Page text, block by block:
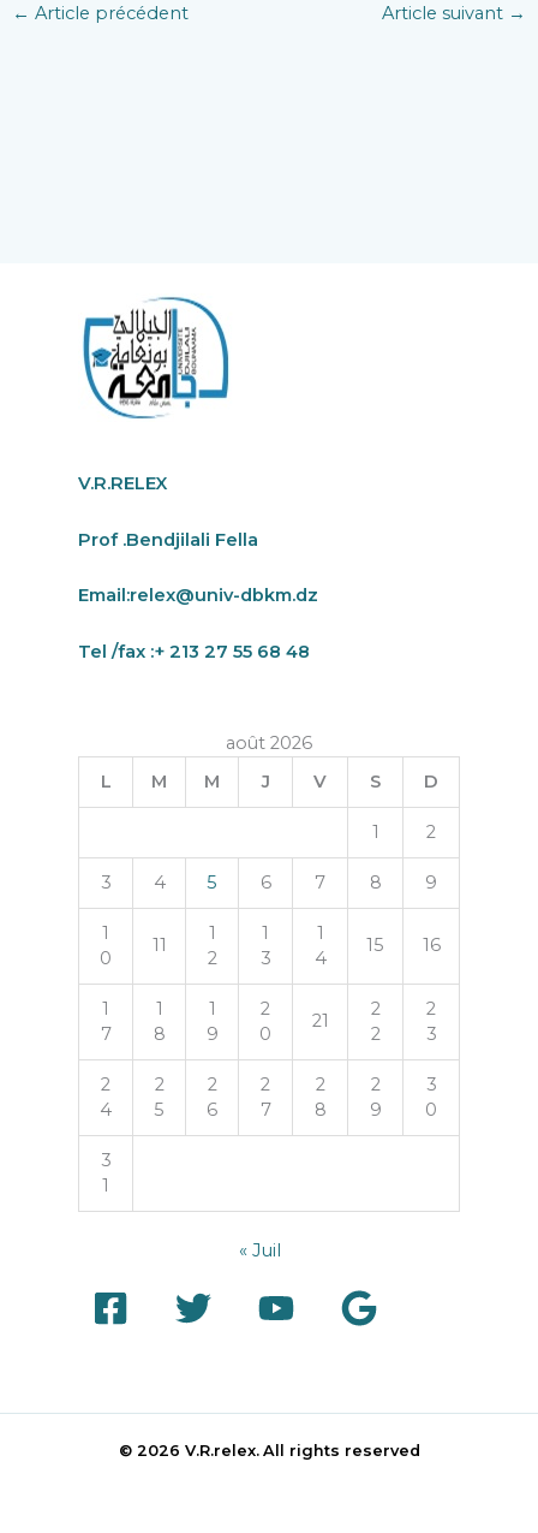
← Article précédent Article suivant →
V.R.RELEX
Prof .Bendjilali Fella
Email:relex@univ-dbkm.dz
Tel /fax :+ 213 27 55 68 48
août 2026
L
M M J V S D
1 2
3 4 5 6 7 8 9
1
0
11
1
2
1
3
1
4
15 16
1
7
1
8
1
9
2
0
21
2
2
2
3
2
4
2
5
2
6
2
7
2
8
2
9
3
0
3
1
« Juil
© 2026 V.R.relex. All rights reserved